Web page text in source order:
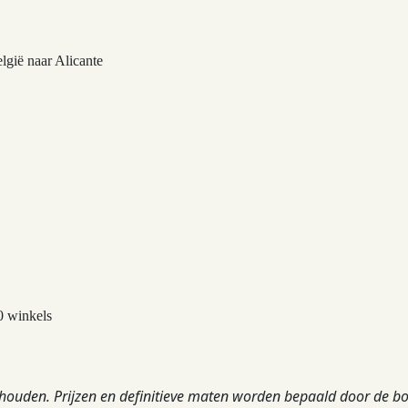
naar Alicante
winkels
Prijzen en definitieve maten worden bepaald door de